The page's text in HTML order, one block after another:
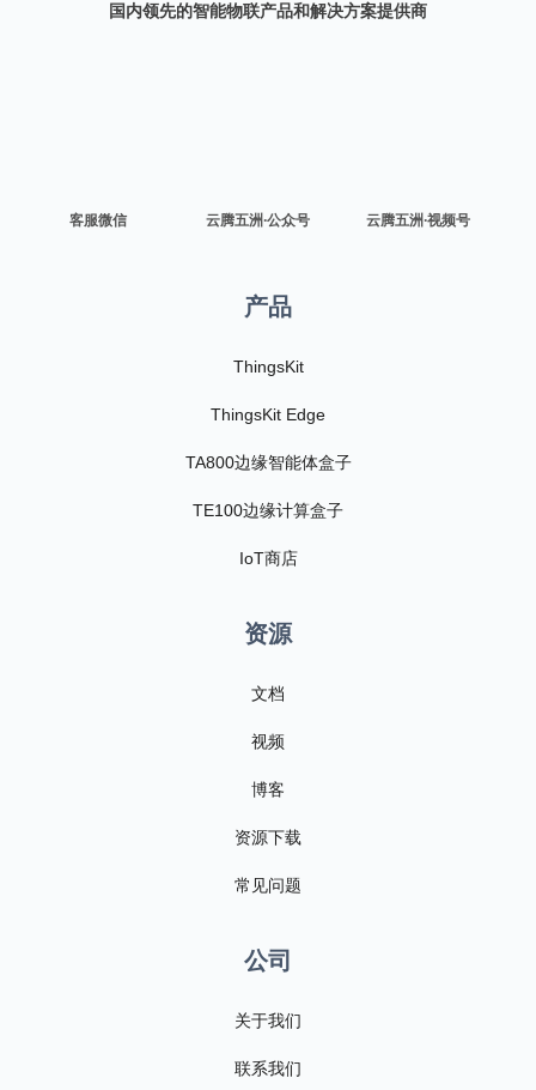
国内领先的智能物联产品和解决方案提供商
客服微信 云腾五洲·公众号 云腾五洲·视频号
产品
ThingsKit
ThingsKit Edge
TA800边缘智能体盒子
TE100边缘计算盒子
IoT商店
资源
文档
视频
博客
资源下载
常见问题
公司
关于我们
联系我们